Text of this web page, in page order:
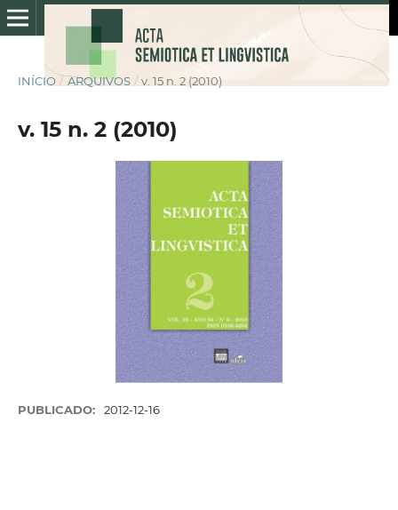
INÍCIO / ARQUIVOS / v. 15 n. 2 (2010)
v. 15 n. 2 (2010)
PUBLICADO: 2012-12-16